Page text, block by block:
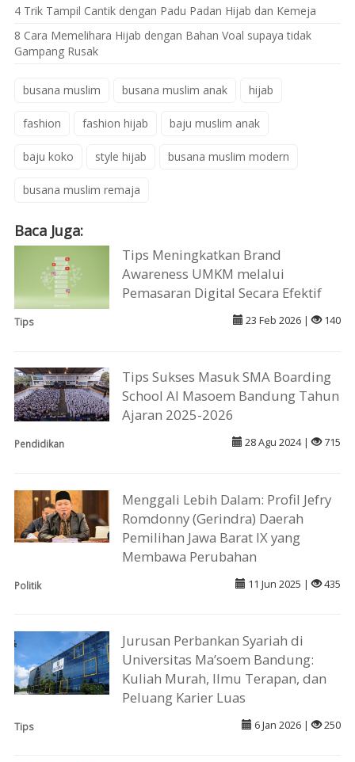
4 Trik Tampil Cantik dengan Padu Padan Hijab dan Kemeja
8 Cara Memelihara Hijab dengan Bahan Voal supaya tidak
Gampang Rusak
busana muslim busana muslim anak hijab
fashion fashion hijab baju muslim anak
baju koko style hijab busana muslim modern
busana muslim remaja
Baca Juga:
Tips Meningkatkan Brand
Awareness UMKM melalui
Pemasaran Digital Secara Efektif
Tips 23 Feb 2026 | 140
Tips Sukses Masuk SMA Boarding
School Al Masoem Bandung Tahun
Ajaran 2025-2026
Pendidikan 28 Agu 2024 | 715
Menggali Lebih Dalam: Profil Jefry
Romdonny (Gerindra) Daerah
Pemilihan Jawa Barat IX yang
Membawa Perubahan
Politik 11 Jun 2025 | 435
Jurusan Perbankan Syariah di
Universitas Ma’soem Bandung:
Kuliah Murah, Ilmu Terapan, dan
Peluang Karier Luas
Tips 6 Jan 2026 | 250